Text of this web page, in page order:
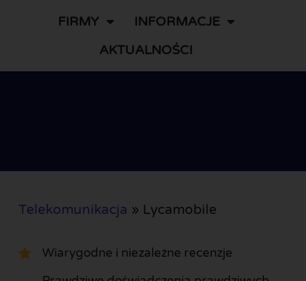
FIRMY
INFORMACJE
AKTUALNOŚCI
Telekomunikacja » Lycamobile
Wiarygodne i niezależne recenzje